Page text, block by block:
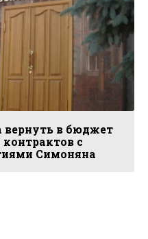
вернуть в бюджет
с
Симоняна